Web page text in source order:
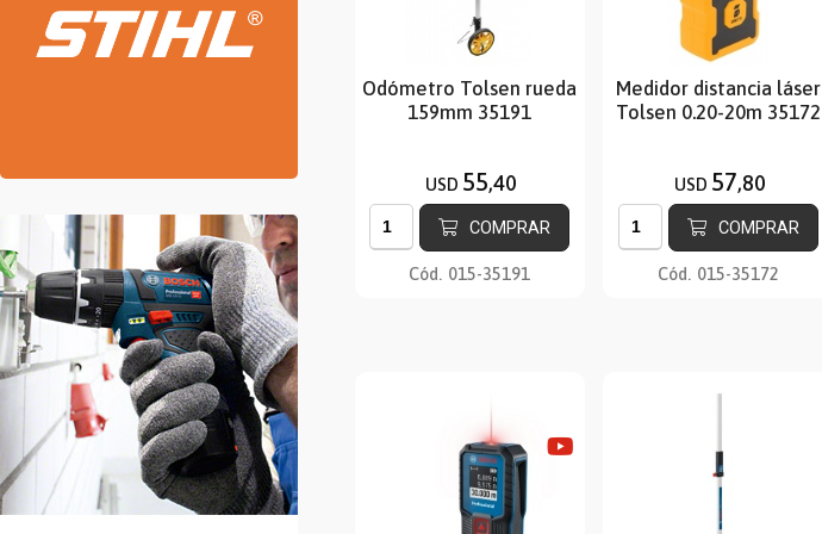
Odómetro Tolsen rueda
159mm 35191
USD 55,40
COMPRAR
Cód. 015-35191
Medidor distancia láser
Tolsen 0.20-20m 35172
USD 57,80
COMPRAR
Cód. 015-35172